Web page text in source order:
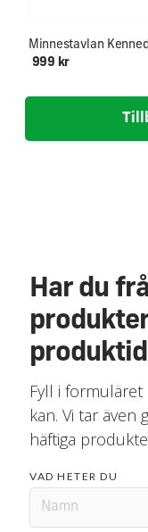
Minnestavlan
999 kr
Har du
Fyll i
kan. Vi tar även
häftiga
VAD HETER DU